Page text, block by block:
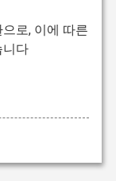
로, 이에 따른
니다